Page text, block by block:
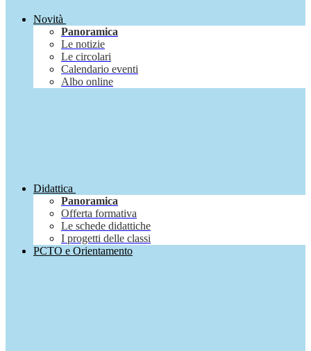
Novità
Panoramica
Le notizie
Le circolari
Calendario eventi
Albo online
Didattica
Panoramica
Offerta formativa
Le schede didattiche
I progetti delle classi
PCTO e Orientamento